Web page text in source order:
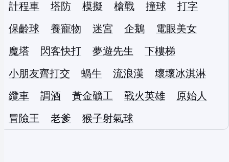
計程車
塔防 模擬 槍戰 撞球
打字
保齡球
養寵物 迷宮 企鵝
電眼美女
魔塔
閃客快打 夢遊先生
下樓梯
小朋友齊打交
蝸牛 流浪漢
壞壞冰淇淋
纜車
調酒 黃金礦工 戰火英雄
原始人
冒險王
老爹 猴子射氣球